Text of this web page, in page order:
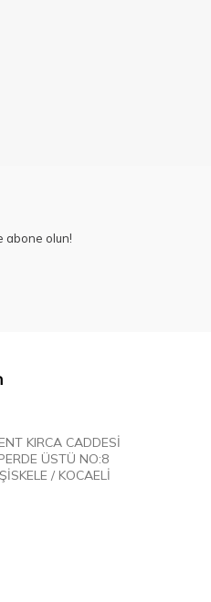
abone olun!
KIRCA CADDESİ
ÜSTÜ NO:8
/ KOCAELİ